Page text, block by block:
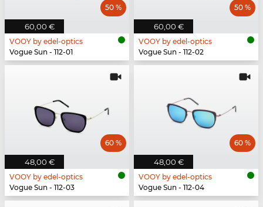
60,00 €
50 %
VOOY by edel-optics
Vogue Sun - 112-01
60,00 €
50 %
VOOY by edel-optics
Vogue Sun - 112-02
48,00 €
60 %
VOOY by edel-optics
Vogue Sun - 112-03
48,00 €
60 %
VOOY by edel-optics
Vogue Sun - 112-04